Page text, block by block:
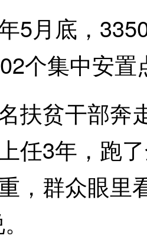
月底，3350
个集中安
贫干部奔
任3年，跑
，群众眼里